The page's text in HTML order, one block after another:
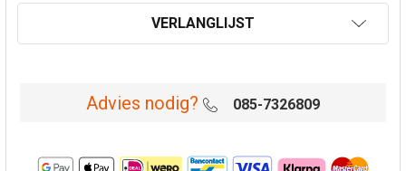
VERLANGLIJST
Advies nodig? 085-7326809